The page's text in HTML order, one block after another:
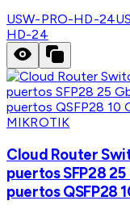
USW-PRO-HD-24
HD-24
MIKROTIK
Cloud Router
puertos SFP28 25
puertos QSFP28